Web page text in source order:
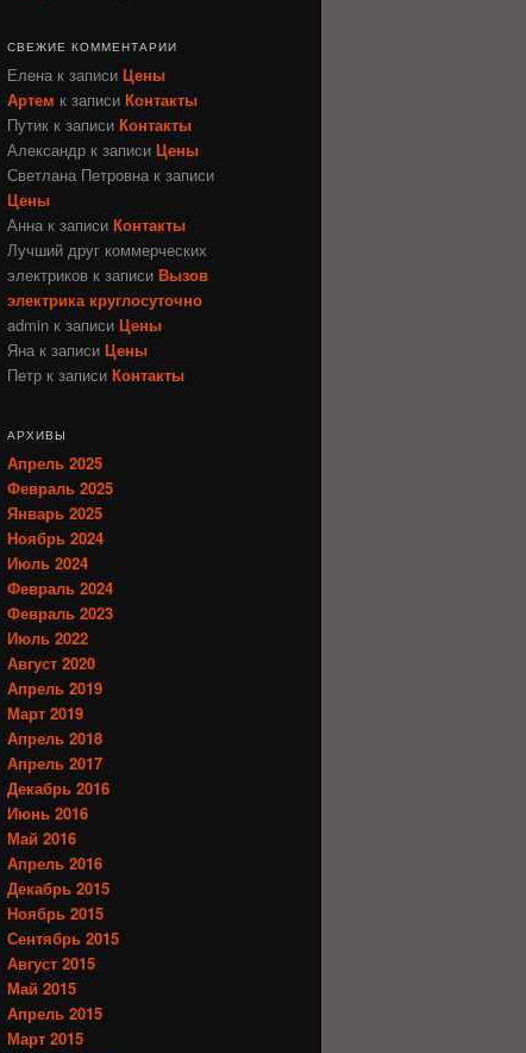
СВЕЖИЕ КОММЕНТАРИИ
Елена к записи Цены
Артем к записи Контакты
Путик к записи Контакты
Александр к записи Цены
Светлана Петровна к записи
Цены
Анна к записи Контакты
Лучший друг коммерческих
электриков к записи Вызов
электрика круглосуточно
admin к записи Цены
Яна к записи Цены
Петр к записи Контакты
АРХИВЫ
Апрель 2025
Февраль 2025
Январь 2025
Ноябрь 2024
Июль 2024
Февраль 2024
Февраль 2023
Июль 2022
Август 2020
Апрель 2019
Март 2019
Апрель 2018
Апрель 2017
Декабрь 2016
Июнь 2016
Май 2016
Апрель 2016
Декабрь 2015
Ноябрь 2015
Сентябрь 2015
Август 2015
Май 2015
Апрель 2015
Март 2015